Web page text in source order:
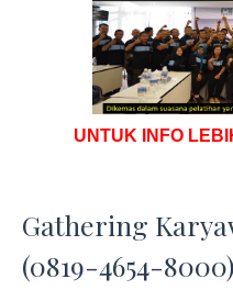
UNTUK INFO
Gathering
(0819-4654-8000)